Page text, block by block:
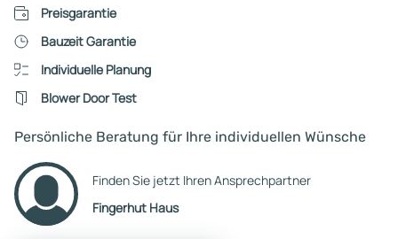
Preisgarantie
Bauzeit Garantie
Individuelle Planung
Blower Door Test
Persönliche Beratung für Ihre individuellen Wünsche
Finden Sie jetzt Ihren Ansprechpartner
Fingerhut Haus